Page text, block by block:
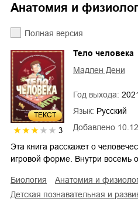
Анатомия и
Полная версия
ТЕКСТ
3 Добавлено
Тело человека
Мадлен Дени
Год выхода:
Язык: Русский
Эта книга расскажет о
игровой форме. Внутри восемь
биология
анатомия и
детская познавательная и